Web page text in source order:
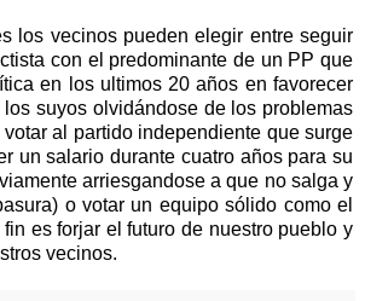
los vecinos pueden elegir entre seguir
con el predominante de un PP que
en los ultimos 20 años en favorecer
los suyos olvidándose de los problemas
al partido independiente que surge
un salario durante cuatro años para su
arriesgandose a que no salga y
o votar un equipo sólido como el
es forjar el futuro de nuestro pueblo y
vecinos.